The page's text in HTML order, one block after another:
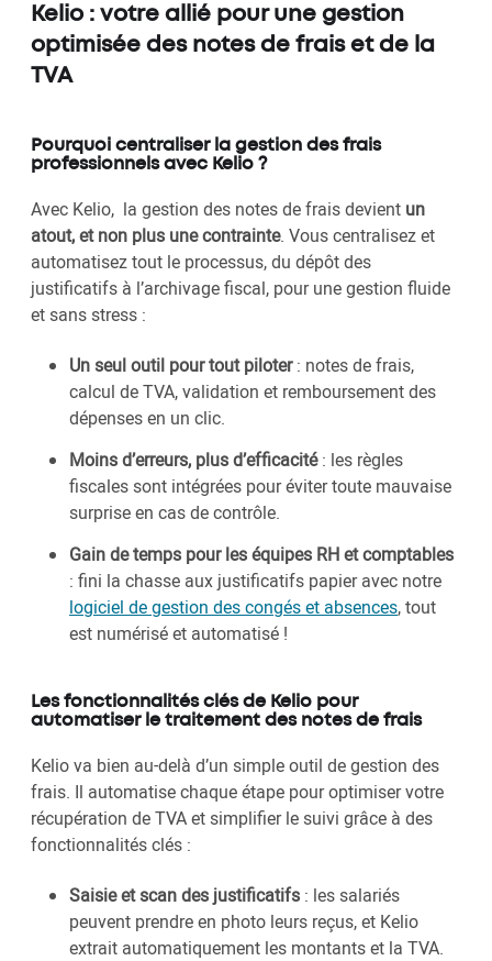
Kelio : votre allié pour une gestion
optimisée des notes de frais et de la
TVA
Pourquoi centraliser la gestion des frais
professionnels avec Kelio ?
Avec Kelio, la gestion des notes de frais devient un
atout, et non plus une contrainte. Vous centralisez et
automatisez tout le processus, du dépôt des
justificatifs à l’archivage fiscal, pour une gestion fluide
et sans stress :
Un seul outil pour tout piloter: notes de frais,
calcul de TVA, validation et remboursement des
dépenses en un clic.
Moins d’erreurs, plus d’efficacité: les règles
fiscales sont intégrées pour éviter toute mauvaise
surprise en cas de contrôle.
Gain de temps pour les équipes RH et comptables
: fini la chasse aux justificatifs papier avec notre
logiciel de gestion des congés et absences, tout
est numérisé et automatisé !
Les fonctionnalités clés de Kelio pour
automatiser le traitement des notes de frais
Kelio va bien au-delà d’un simple outil de gestion des
frais. Il automatise chaque étape pour optimiser votre
récupération de TVA et simplifier le suivi grâce à des
fonctionnalités clés :
Saisie et scan des justificatifs : les salariés
peuvent prendre en photo leurs reçus, et Kelio
extrait automatiquement les montants et la TVA.